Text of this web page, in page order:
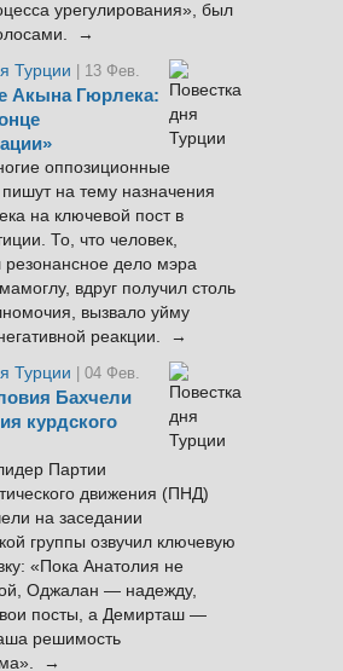
урегулирования», был
→
Турции
| 13 Фев.
Акына Гюрлека:
оппозиционные
на тему назначения
на ключевой пост в
То, что человек,
резонансное дело мэра
вдруг получил столь
вызвало уйму
реакции. →
Турции
| 04 Фев.
Бахчели
курдского
Партии
движения (ПНД)
на заседании
группы озвучил ключевую
«Пока Анатолия не
Оджалан — надежду,
посты, а Демирташ —
решимость
→